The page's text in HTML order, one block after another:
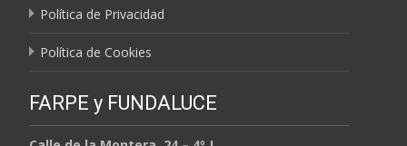
Política de Privacidad
Política de Cookies
FARPE y FUNDALUCE